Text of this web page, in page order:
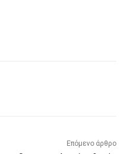
Επόμενο άρθρο